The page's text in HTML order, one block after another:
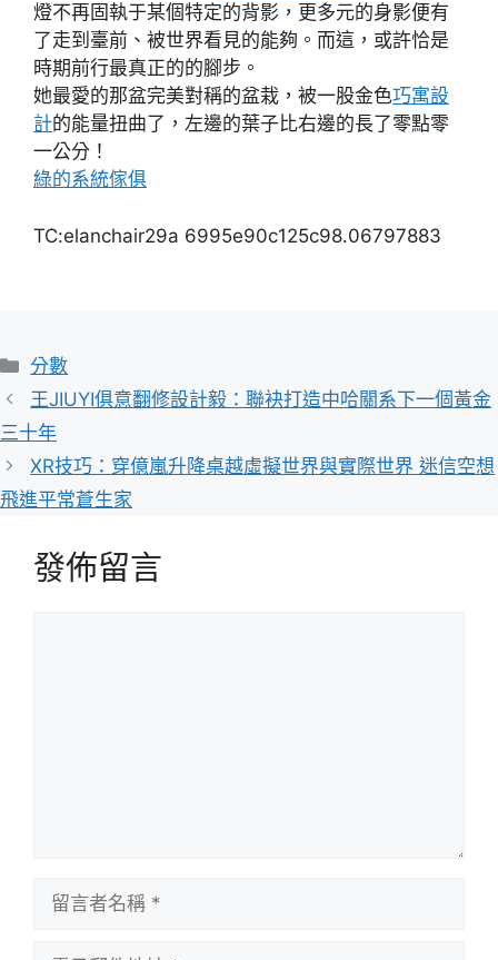
燈不再固執于某個特定的背影，更多元的身影便有
了走到臺前、被世界看見的能夠。而這，或許恰是
時期前行最真正的的腳步。
她最愛的那盆完美對稱的盆栽，被一股金色巧寓設
計的能量扭曲了，左邊的葉子比右邊的長了零點零
一公分！
綠的系統傢俱
TC:elanchair29a 6995e90c125c98.06797883
分
類
分數
王JIUYI俱意翻修設計毅：聯袂打造中哈關系下一個黃金
三十年
XR技巧：穿億嵐升降桌越虛擬世界與實際世界 迷信空想
飛進平常蒼生家
發佈留言